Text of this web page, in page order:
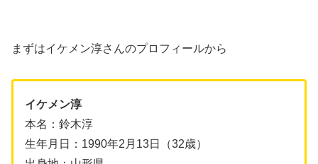
まずはイケメン淳さんのプロフィールから
イケメン淳
本名：鈴木淳
生年月日：1990年2月13日（32歳）